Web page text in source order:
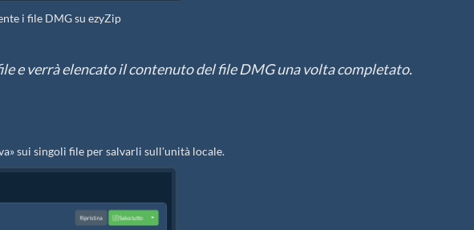
i file DMG su ezyZip
e verrà elencato il contenuto del file DMG una volta completato.
sui singoli file per salvarli sull'unità locale.